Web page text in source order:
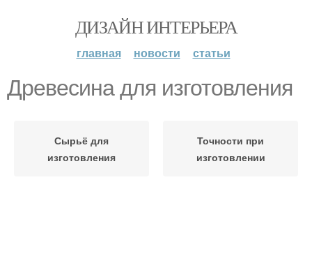
ДИЗАЙН ИНТЕРЬЕРА
главная новости статьи
Древесина для изготовления
Сырьё для
изготовления
Точности при
изготовлении